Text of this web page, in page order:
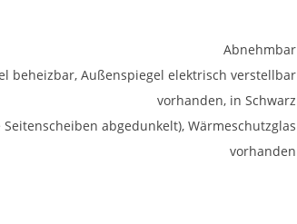
Abnehmbar
beheizbar, Außenspiegel elektrisch verstellbar
vorhanden, in Schwarz
abgedunkelt), Wärmeschutzglas
vorhanden